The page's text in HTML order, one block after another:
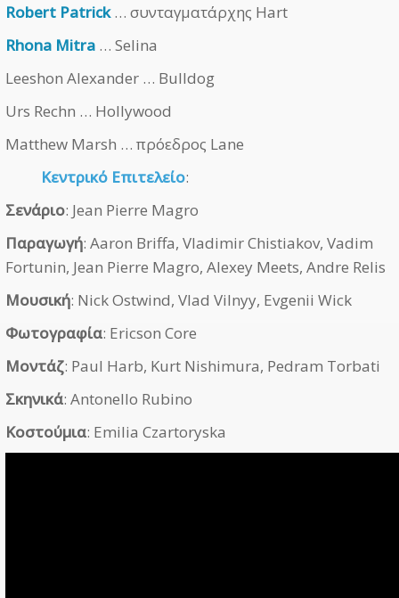
Robert Patrick… συνταγματάρχης Hart
Rhona Mitra … Selina
Leeshon Alexander … Bulldog
Urs Rechn … Hollywood
Matthew Marsh … πρόεδρος Lane
Κεντρικό Επιτελείο:
Σενάριο: Jean Pierre Magro
Παραγωγή: Aaron Briffa, Vladimir Chistiakov, Vadim
Fortunin, Jean Pierre Magro, Alexey Meets, Andre Relis
Μουσική: Nick Ostwind, Vlad Vilnyy, Evgenii Wick
Φωτογραφία: Ericson Core
Μοντάζ: Paul Harb, Kurt Nishimura, Pedram Torbati
Σκηνικά: Antonello Rubino
Κοστούμια: Emilia Czartoryska